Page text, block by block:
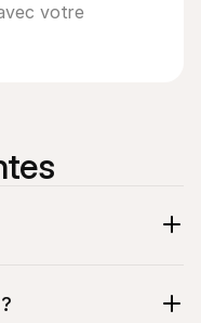
votre